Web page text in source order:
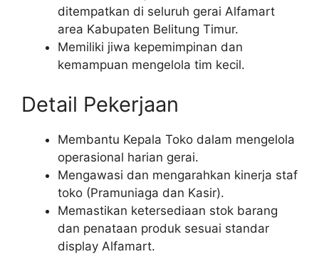
ditempatkan di seluruh gerai Alfamart
area Kabupaten Belitung Timur.
Memiliki jiwa kepemimpinan dan
kemampuan mengelola tim kecil.
Detail Pekerjaan
Membantu Kepala Toko dalam mengelola
operasional harian gerai.
Mengawasi dan mengarahkan kinerja staf
toko (Pramuniaga dan Kasir).
Memastikan ketersediaan stok barang
dan penataan produk sesuai standar
display Alfamart.